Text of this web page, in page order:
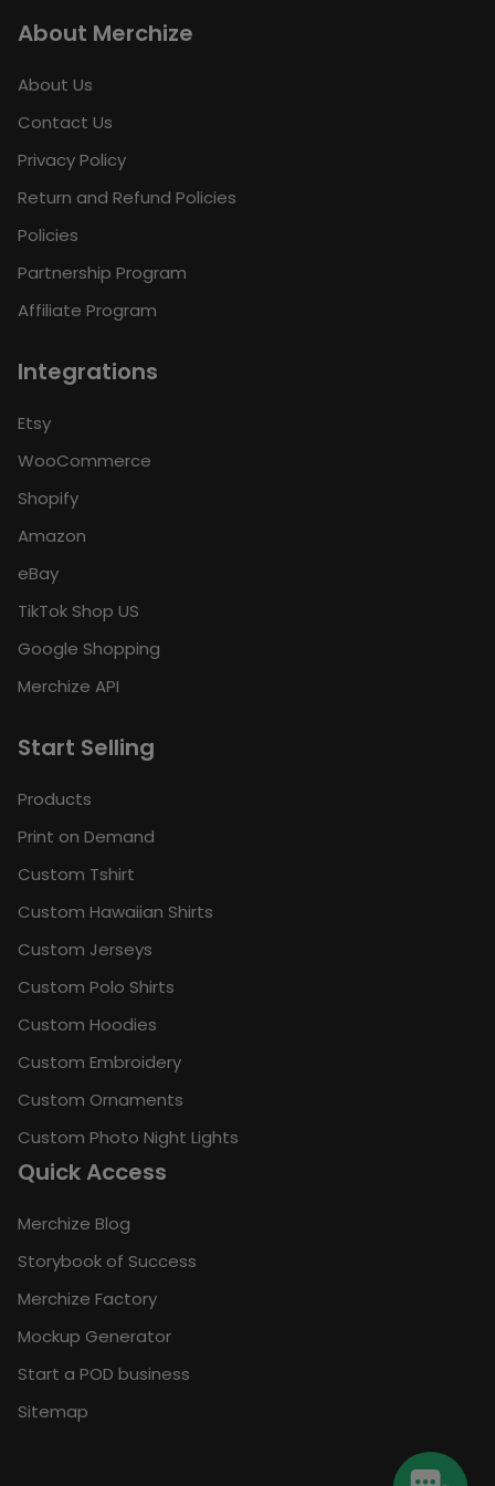
Cách gửi file thiết kế: Vì Merchize sẽ dựa vào file
ảnh, và sau đó tắt layer guide đi. Ví dụ như trong ảnh
gif dưới đây: https://bymerchize.com/wp-
About Merchize
About Us
Contact Us
Privacy Policy
Return and Refund Policies
Policies
Partnership Program
Affiliate Program
Integrations
Etsy
WooCommerce
Shopify
Amazon
eBay
TikTok Shop US
Google Shopping
Merchize API
Start Selling
Products
Print on Demand
Custom Tshirt
Custom Hawaiian Shirts
Custom Jerseys
Custom Polo Shirts
Custom Hoodies
Custom Embroidery
Custom Ornaments
Custom Photo Night Lights
Quick Access
Merchize Blog
Storybook of Success
Merchize Factory
Mockup Generator
Start a POD business
Sitemap